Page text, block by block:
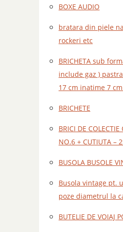
BOXE AUDIO
bratara din piele
rockeri etc
BRICHETA sub
include gaz )
17 cm inatime 7
BRICHETE
BRICI DE
NO.6 + CUTIUTA –
BUSOLA BUSOLE
Busola vintage pt.
poze diametrul la
BUTELIE DE VOIAJ